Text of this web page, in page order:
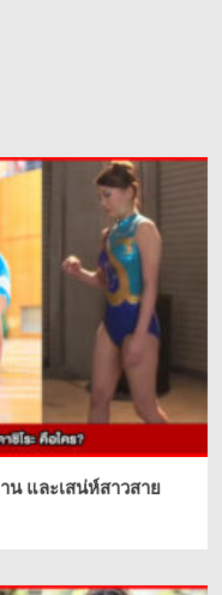
น และเสน่ห์สาวสาย